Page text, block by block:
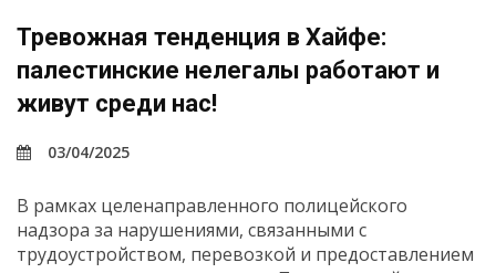
Тревожная тенденция в Хайфе:
палестинские нелегалы работают и
живут среди нас!
03/04/2025
В рамках целенаправленного полицейского
надзора за нарушениями, связанными с
трудоустройством, перевозкой и предоставлением